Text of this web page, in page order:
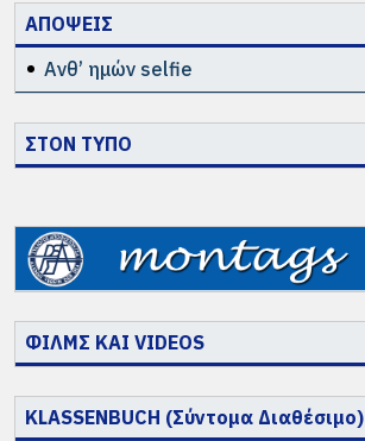
ΑΠΟΨΕΙΣ
Ανθ’ ημών selfie
ΣΤΟΝ ΤΥΠΟ
ΦΙΛΜΣ ΚΑΙ VIDEOS
KLASSENBUCH (Σύντομα Διαθέσιμο)